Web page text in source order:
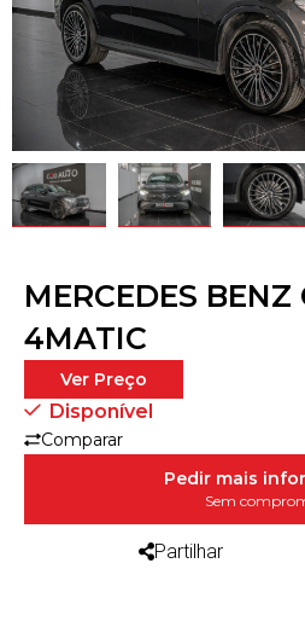
MERCEDES BENZ
4MATIC
Ver Preço
Disponível
Comparar
Pedir mais
Sem
Partilhar